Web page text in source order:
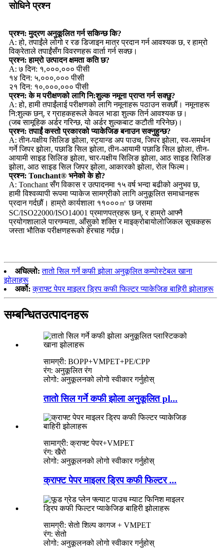
सोधिने प्रश्न
प्रश्न: मुद्रण अनुकूलित गर्न सकिन्छ कि?
A: हो, तपाईंले लोगो र रङ डिजाइन मात्र प्रदान गर्न आवश्यक छ, र हाम्रो
विक्रेताले तपाईंसँग विवरणहरू वार्ता गर्न सक्छ।
प्रश्न: हाम्रो उत्पादन क्षमता कति छ?
A: ७ दिन: १,०००,००० पीसी
१४ दिन: ५,०००,००० पीसी
२१ दिन: १०,०००,००० पीसी
प्रश्न: के म परीक्षणको लागि नि:शुल्क नमूना प्राप्त गर्न सक्छु?
A: हो, हामी तपाईंलाई परीक्षणको लागि नमूनाहरू पठाउन सक्छौं। नमूनाहरू
नि:शुल्क छन्, र ग्राहकहरूले केवल भाडा शुल्क तिर्न आवश्यक छ।
(जब सामूहिक अर्डर गरिन्छ, यो अर्डर शुल्कबाट कटौती गरिनेछ)।
प्रश्न: तपाईं कस्तो प्रकारको प्याकेजिङ बनाउन सक्नुहुन्छ?
A: तीन-पक्षीय सिलिङ झोला, स्ट्यान्ड अप पाउच, जिपर झोला, स्व-समर्थन
गर्ने जिपर झोला, पछाडि सिल झोला, तीन-आयामी पछाडि सिल झोला, तीन-
आयामी साइड सिलिङ झोला, चार-पक्षीय सिलिङ झोला, आठ साइड सिलिङ
झोला, आठ साइड सिल जिपर झोला, आकारको झोला, रोल फिल्म।
प्रश्न: Tonchant® भनेको के हो?
A: Tonchant सँग विकास र उत्पादनमा १५ वर्ष भन्दा बढीको अनुभव छ,
हामी विश्वव्यापी रूपमा प्याकेज सामग्रीको लागि अनुकूलित समाधानहरू
प्रदान गर्दछौं। हाम्रो कार्यशाला ११०००㎡ छ जसमा
SC/ISO22000/ISO14001 प्रमाणपत्रहरू छन्, र हाम्रो आफ्नै
प्रयोगशालाले पारगम्यता, आँसुको शक्ति र माइक्रोबायोलोजिकल सूचकहरू
जस्ता भौतिक परीक्षणहरूको हेरचाह गर्दछ।
अघिल्लो: तातो सिल गर्ने कफी झोला अनुकूलित कम्पोस्टेबल खाना
झोलाहरू
अर्को: क्राफ्ट पेपर माइलर ड्रिप कफी फिल्टर प्याकेजिङ बाहिरी झोलाहरू
सम्बन्धितउत्पादनहरू
सामग्री: BOPP+VMPET+PE/CPP
रंग: अनुकूलित रंग
लोगो: अनुकूलनको लोगो स्वीकार गर्नुहोस्
तातो सिल गर्ने कफी झोला अनुकूलित pl...
सामाग्री: क्राफ्ट पेपर+VMPET
रंग: खैरो
लोगो: अनुकूलनको लोगो स्वीकार गर्नुहोस्
क्राफ्ट पेपर माइलर ड्रिप कफी फिल्टर ...
सामग्री: सेतो शिल्प कागज + VMPET
रंग: सेतो
लोगो: अनुकूलनको लोगो स्वीकार गर्नुहोस्